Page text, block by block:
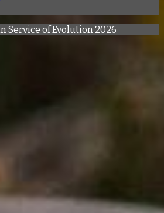
Service of Evolution 2026